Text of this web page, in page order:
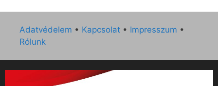
Adatvédelem • Kapcsolat • Impresszum •
Rólunk